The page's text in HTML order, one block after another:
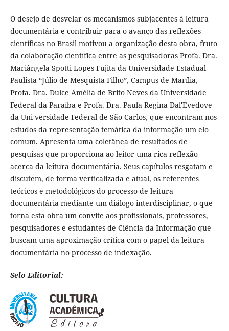
O desejo de desvelar os mecanismos subjacentes à leitura
documentária e contribuir para o avanço das reflexões
científicas no Brasil motivou a organização desta obra, fruto
da colaboração científica entre as pesquisadoras Profa. Dra.
Mariângela Spotti Lopes Fujita da Universidade Estadual
Paulista “Júlio de Mesquista Filho”, Campus de Marília,
Profa. Dra. Dulce Amélia de Brito Neves da Universidade
Federal da Paraíba e Profa. Dra. Paula Regina Dal'Evedove
da Uni-versidade Federal de São Carlos, que encontram nos
estudos da representação temática da informação um elo
comum. Apresenta uma coletânea de resultados de
pesquisas que proporciona ao leitor uma rica reflexão
acerca da leitura documentária. Seus capítulos resgatam e
discutem, de forma verticalizada e atual, os referentes
teóricos e metodológicos do processo de leitura
documentária mediante um diálogo interdisciplinar, o que
torna esta obra um convite aos profissionais, professores,
pesquisadores e estudantes de Ciência da Informação que
buscam uma aproximação crítica com o papel da leitura
documentária no processo de indexação.
Selo Editorial: